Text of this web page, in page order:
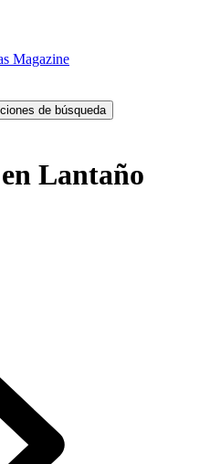
Magazine
de búsqueda
Lantaño